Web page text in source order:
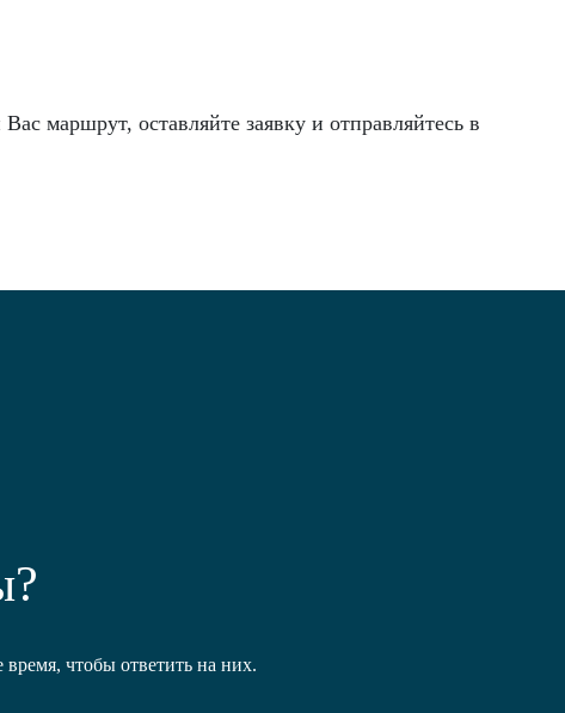
маршрут, оставляйте заявку и отправляйтесь в
чтобы ответить на них.